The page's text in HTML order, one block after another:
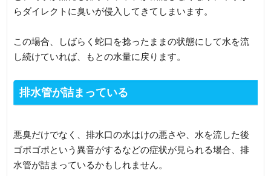
らダイレクトに臭いが侵入してきてしまいます。
この場合、しばらく蛇口を捻ったままの状態にして水を流
し続けていれば、もとの水量に戻ります。
排水管が詰まっている
悪臭だけでなく、排水口の水はけの悪さや、水を流した後
ゴポゴポという異音がするなどの症状が見られる場合、排
水管が詰まっているかもしれません。